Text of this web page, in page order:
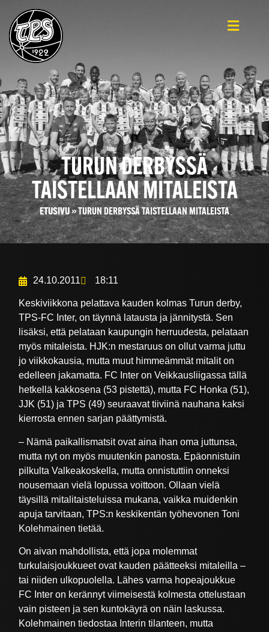
TURUN DERBYSSÄ
TAISTELLAAN MITALEISTA
ETUSIVU»TURUN DERBYSSÄ TAISTELLAAN MITALEISTA
24.10.2011 18:11
Keskiviikkona pelattava kauden kolmas Turun derby,
TPS-FC Inter, on täynnä latausta ja jännitystä. Sen
lisäksi, että pelataan kaupungin herruudesta, pelataan
myös mitaleista. HJK:n mestaruus on ollut varma juttu
jo viikkokausia, mutta muut himmeämmät mitalit on
edelleen jakamatta. FC Inter on Veikkausliigassa tällä
hetkellä kakkosena (53 pistettä), mutta FC Honka (51),
JJK (51) ja TPS (49) seuraavat tiiviinä nauhana kaksi
kierrosta ennen sarjan päättymistä.
– Nämä paikallismatsit ovat aina ihan oma juttunsa,
mutta nyt on myös muutenkin panosta. Epäonnistuin
pilkulta Valkeakoskella, mutta onnistuttiin onneksi
nousemaan vielä lopussa voittoon. Ollaan vielä
täysillä mitalitaisteluissa mukana, vaikka muidenkin
apuja tarvitaan, TPS:n keskikentän työhevonen Toni
Kolehmainen tietää.
On aivan mahdollista, että jopa molemmat
turkulaisjoukkueet ovat kauden päätteeksi mitaleilla –
tai niiden ulkopuolella. Lähes varma hopeajoukkue
FC Inter on kerännyt viimeisestä kolmesta ottelustaan
vain pisteen ja sen kuntokäyrä on näin laskussa.
Kolehmainen tiedostaa Interin tilanteen, mutta